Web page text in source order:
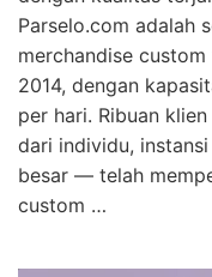
Parselo.com adalah
merchandise
2014, dengan
per hari. Ribuan
dari individu,
besar — telah
custom …